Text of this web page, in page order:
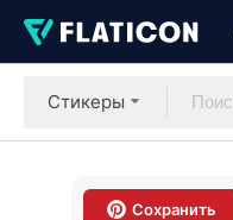
Стикеры
Сохранить